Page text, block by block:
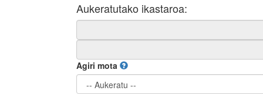
Aukeratutako ikastaroa:
Agiri mota